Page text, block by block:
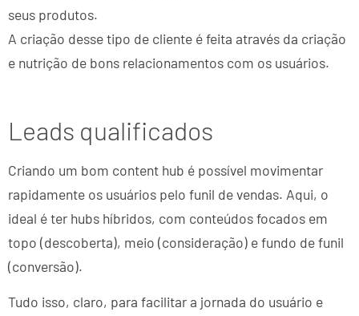
seus produtos.
A criação desse tipo de cliente é feita através da criação
e nutrição de bons relacionamentos com os usuários.
Leads qualificados
Criando um bom content hub é possível movimentar
rapidamente os usuários pelo funil de vendas. Aqui, o
ideal é ter hubs híbridos, com conteúdos focados em
topo (descoberta), meio (consideração) e fundo de funil
(conversão).
Tudo isso, claro, para facilitar a jornada do usuário e